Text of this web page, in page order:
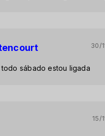
30/
sábado estou ligada
15/